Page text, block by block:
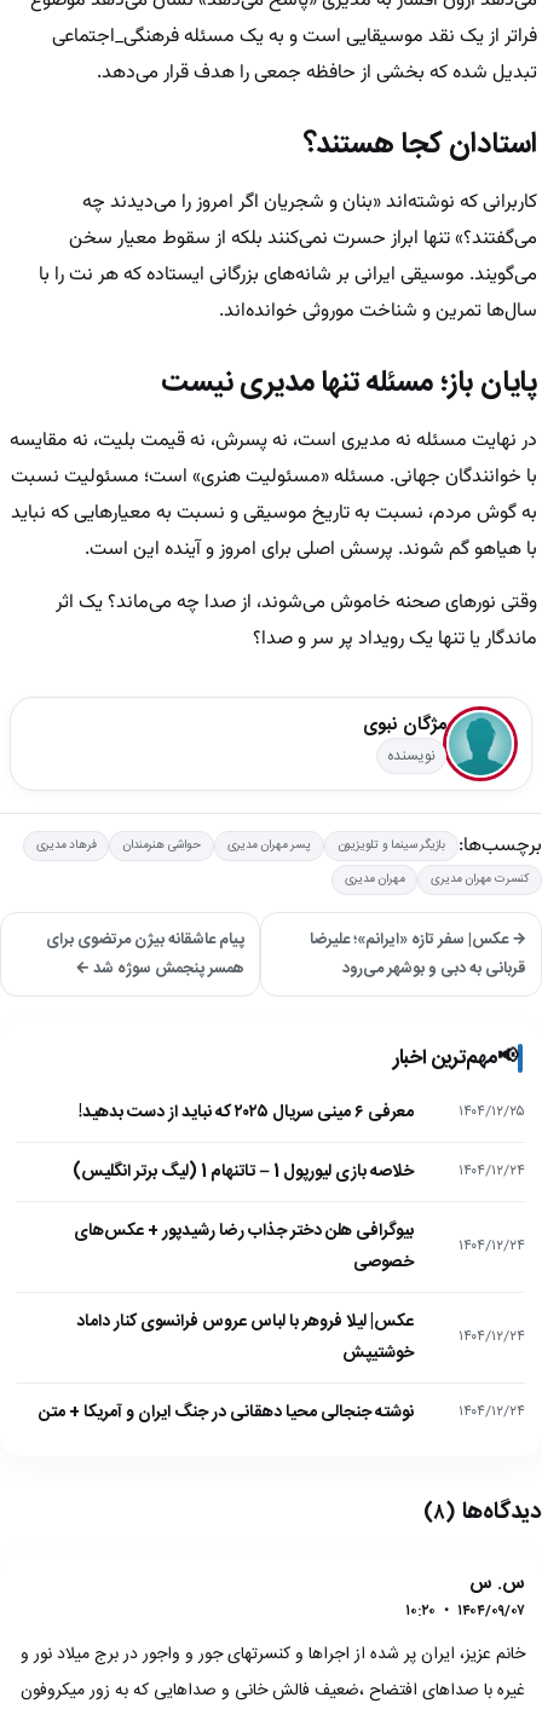
فراتر از یک نقد موسیقایی است و به یک مسئله فرهنگی_اجتماعی
تبدیل شده که بخشی از حافظه جمعی را هدف قرار می‌دهد.
استادان کجا هستند؟
کاربرانی که نوشته‌اند «بنان و شجریان اگر امروز را می‌دیدند چه
می‌گفتند؟» تنها ابراز حسرت نمی‌کنند بلکه از سقوط معیار سخن
می‌گویند. موسیقی ایرانی بر شانه‌های بزرگانی ایستاده که هر نت را با
سال‌ها تمرین و شناخت موروثی خوانده‌اند.
پایان باز؛ مسئله تنها مدیری نیست
در نهایت مسئله نه مدیری است، نه پسرش، نه قیمت بلیت، نه مقایسه
با خوانندگان جهانی. مسئله «مسئولیت هنری» است؛ مسئولیت نسبت
به گوش مردم، نسبت به تاریخ موسیقی و نسبت به معیار‌هایی که نباید
با هیاهو گم شوند. پرسش اصلی برای امروز و آینده این است.
وقتی نور‌های صحنه خاموش می‌شوند، از صدا چه می‌ماند؟ یک اثر
ماندگار یا تنها یک رویداد پر سر و صدا؟
مژگان نبوی
نویسنده
برچسب‌ها: بازیگر سینما و تلویزیون پسر مهران مدیری حواشی هنرمندان
فرهاد مدیری
کنسرت مهران مدیری
مهران مدیری
→ عکس| سفر تازه «ایرانم»؛ علیرضا
قربانی به دبی و بوشهر می‌رود
پیام عاشقانه بیژن مرتضوی برای
همسر پنجمش سوژه شد ←
📢مهم‌ترین اخبار
۱۴۰۴/۱۲/۲۵ معرفی ۶ مینی سریال ۲۰۲۵ که نباید از دست بدهید!
۱۴۰۴/۱۲/۲۴ خلاصه بازی لیورپول 1 – تاتنهام 1 (لیگ برتر انگلیس)
۱۴۰۴/۱۲/۲۴
بیوگرافی هلن دختر جذاب رضا رشیدپور + عکس‌های
خصوصی
۱۴۰۴/۱۲/۲۴
عکس| لیلا فروهر با لباس عروس فرانسوی کنار داماد
خوشتیپش
۱۴۰۴/۱۲/۲۴ نوشته جنجالی محیا دهقانی در جنگ ایران و آمریکا + متن
دیدگاه‌ها (۸)
س. س
۱۴۰۴/۰۹/۰۷ •
خانم عزیز، ایران پر شده از اجراها و کنسرتهای جور و واجور در برج میلاد نور و
غیره با صداهای افتضاح ،ضعیف فالش خانی و صداهایی که به زور میکروفون